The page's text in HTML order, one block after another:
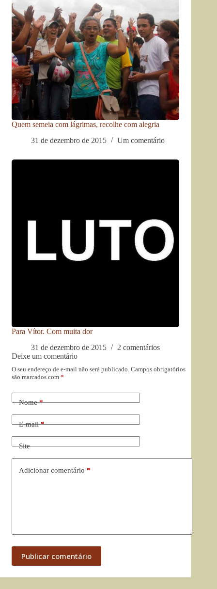
Quem semeia com lágrimas, recolhe com alegria
31 de dezembro de 2015
Um comentário
Para Vítor. Com muita dor
31 de dezembro de 2015
2 comentários
Deixe um comentário
O seu endereço de e-mail não será publicado. Campos obrigatórios
são marcados com *
Nome*
E-mail*
Site
Adicionar comentário *
Publicar comentário